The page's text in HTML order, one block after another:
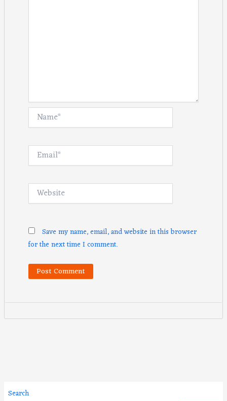
Name*
Email*
Website
Save my name, email, and website in this browser
for the next time I comment.
Search